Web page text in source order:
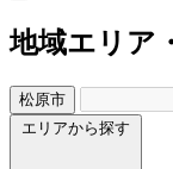
地域エリア
松原市
エリアから探す